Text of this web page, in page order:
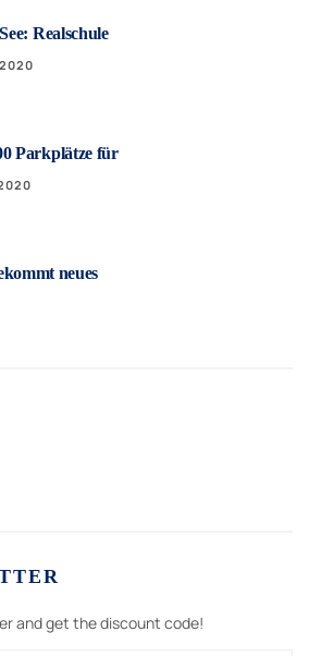
Realschule
Parkplätze für
neues
and get the discount code!